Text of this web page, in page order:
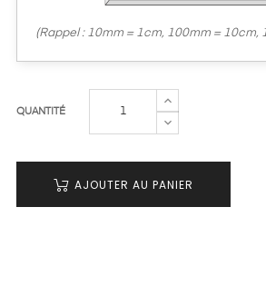
QUANTITÉ
AJOUTER AU PANIER